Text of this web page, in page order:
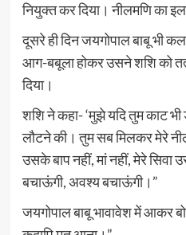
नियुक्त कर दिया। नीलमणि का
दूसरे ही दिन जयगोपाल बाबू भी
आग-बबूला होकर उसने शशि को
दिया।
शशि ने कहा- ‘मुझे यदि तुम काट भी
लौटने की। तुम सब मिलकर मेरे
उसके बाप नहीं, मां नहीं, मेरे सिवा
बचाऊंगी, अवश्य बचाऊंगी।”
जयगोपाल बाबू भावावेश में आकर